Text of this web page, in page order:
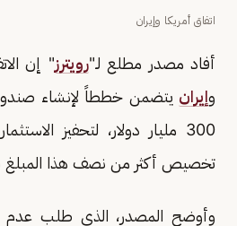
اتفاق أمريكا وإيران
أفاد مصدر مطلع لـ"رويترز" إن
وإيران يتضمن خططاً لإنشاء
300 مليار دولار، لتحفيز الاستثمار في
تخصيص أكثر ⁠من نصف هذا المبلغ
وأوضح المصدر، الذي طلب